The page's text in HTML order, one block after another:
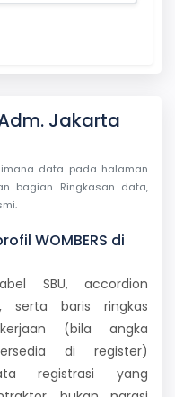
Jakarta
data pada halaman
bagian Ringkasan data,
WOMBERS di
SBU, accordion
serta baris ringkas
(bila angka
di register)
registrasi yang